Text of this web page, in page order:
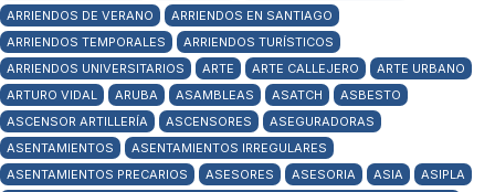
ARRIENDOS DE VERANO
ARRIENDOS EN SANTIAGO
ARRIENDOS TEMPORALES
ARRIENDOS TURÍSTICOS
ARRIENDOS UNIVERSITARIOS
ARTE ARTE CALLEJERO
ARTE URBANO
ARTURO VIDAL
ARUBA ASAMBLEAS ASATCH
ASBESTO
ASCENSOR ARTILLERÍA
ASCENSORES
ASEGURADORAS
ASENTAMIENTOS
ASENTAMIENTOS IRREGULARES
ASENTAMIENTOS PRECARIOS
ASESORES ASESORIA ASIA
ASIPLA